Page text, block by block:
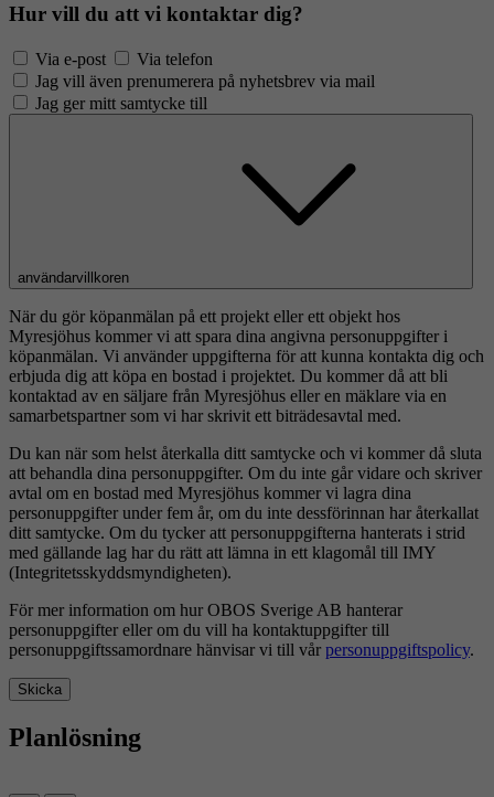
Hur vill du att vi kontaktar dig?
Via e-post
Via telefon
Jag vill även prenumerera på nyhetsbrev via mail
Jag ger mitt samtycke till
användarvillkoren
När du gör köpanmälan på ett projekt eller ett objekt hos
Myresjöhus kommer vi att spara dina angivna personuppgifter i
köpanmälan. Vi använder uppgifterna för att kunna kontakta dig och
erbjuda dig att köpa en bostad i projektet. Du kommer då att bli
kontaktad av en säljare från Myresjöhus eller en mäklare via en
samarbetspartner som vi har skrivit ett biträdesavtal med.
Du kan när som helst återkalla ditt samtycke och vi kommer då sluta
att behandla dina personuppgifter. Om du inte går vidare och skriver
avtal om en bostad med Myresjöhus kommer vi lagra dina
personuppgifter under fem år, om du inte dessförinnan har återkallat
ditt samtycke. Om du tycker att personuppgifterna hanterats i strid
med gällande lag har du rätt att lämna in ett klagomål till IMY
(Integritetsskyddsmyndigheten).
För mer information om hur OBOS Sverige AB hanterar
personuppgifter eller om du vill ha kontaktuppgifter till
personuppgiftssamordnare hänvisar vi till vår personuppgiftspolicy.
Skicka
Planlösning